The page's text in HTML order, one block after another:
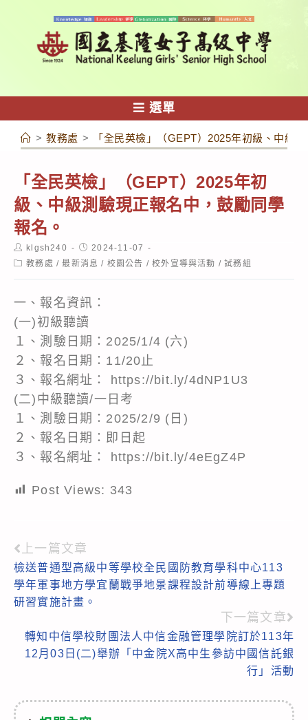
容
選單
> 教務處 > 「全民英檢」（GEPT）2025年初級、中級
「全民英檢」（GEPT）2025年初
級、中級測驗現正報名中，鼓勵同學
報名。
Post
author:
klgsh240
Post
published:
2024-11-07
Post教務處 / 最新消息 / 校園公告 / 校外宣導與活動 / 試務組
一、報名資訊：
(一)初級聽讀
１、測驗日期：2025/1/4 (六)
２、報名日期：11/20止
３、報名網址： https://bit.ly/4dNP1U3
(二)中級聽讀/一日考
１、測驗日期：2025/2/9 (日)
２、報名日期：即日起
３、報名網址： https://bit.ly/4eEgZ4P
Post Views: 343
Read
more
articles
上一篇文章
檢送普通型高級中等學校全民國防教育學科中心113
學年軍事地方學宜蘭戰爭地景課程設計前導線上專題
研習實施計畫。
下一篇文章
轉知中信學校財團法人中信金融管理學院訂於113年
12月03日(二)舉辦「中金院X高中生參訪中國信託銀
行」活動